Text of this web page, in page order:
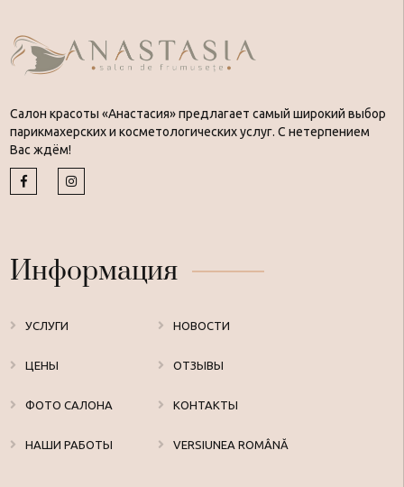
Салон красоты «Анастасия» предлагает самый широкий выбор
парикмахерских и косметологических услуг. С нетерпением
Вас ждём!
Информация
УСЛУГИ
ЦЕНЫ
ФОТО САЛОНА
НАШИ РАБОТЫ
НОВОСТИ
ОТЗЫВЫ
КОНТАКТЫ
VERSIUNEA ROMÂNĂ